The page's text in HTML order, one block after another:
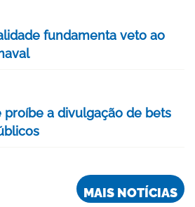
fundamenta veto ao
proíbe a divulgação de bets
MAIS NOTÍCIAS